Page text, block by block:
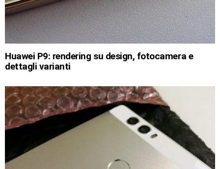
Huawei P9: rendering su design, fotocamera e
dettagli varianti